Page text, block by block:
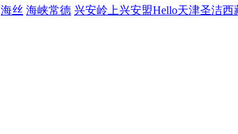
海丝 海峡常德 兴安岭上兴安盟Hello天津圣洁西